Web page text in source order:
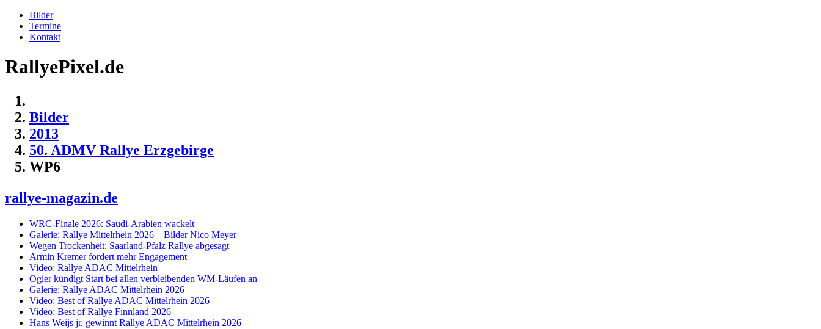
Bilder
Termine
Kontakt
RallyePixel.de
Bilder
2013
50. ADMV Rallye Erzgebirge
WP6
rallye-magazin.de
WRC-Finale 2026: Saudi-Arabien wackelt
Galerie: Rallye Mittelrhein 2026 – Bilder Nico Meyer
Wegen Trockenheit: Saarland-Pfalz Rallye abgesagt
Armin Kremer fordert mehr Engagement
Video: Rallye ADAC Mittelrhein
Ogier kündigt Start bei allen verbleibenden WM-Läufen an
Galerie: Rallye ADAC Mittelrhein 2026
Video: Best of Rallye ADAC Mittelrhein 2026
Video: Best of Rallye Finnland 2026
Hans Weijs jr. gewinnt Rallye ADAC Mittelrhein 2026